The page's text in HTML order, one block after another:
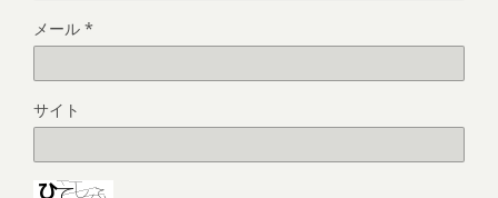
メール *
サイト